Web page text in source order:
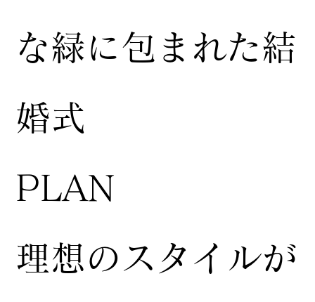
な緑に包まれた結
婚式
​PLAN
​理想のスタイルが